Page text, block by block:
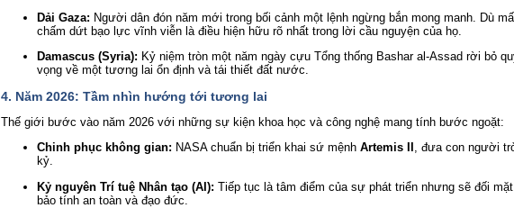
Dải Gaza: Người dân đón năm mới trong bối cảnh một lệnh ngừng bắn mong manh. Dù
chấm dứt bạo lực vĩnh viễn là điều hiện hữu rõ nhất trong lời cầu nguyện của họ.
Damascus (Syria): Kỷ niệm tròn một năm ngày cựu Tổng thống Bashar al-Assad rời bỏ
vọng về một tương lai ổn định và tái thiết đất nước.
4. Năm 2026: Tầm nhìn hướng tới tương lai
Thế giới bước vào năm 2026 với những sự kiện khoa học và công nghệ mang tính bước ngoặt:
Chinh phục không gian: NASA chuẩn bị triển khai sứ mệnh Artemis II , đưa con người
kỷ.
Kỷ nguyên Trí tuệ Nhân tạo (AI): Tiếp tục là tâm điểm của sự phát triển nhưng sẽ đối
bảo tính an toàn và đạo đức.